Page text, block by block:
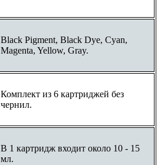
Black Pigment, Black Dye, Cyan,
Magenta, Yellow, Gray.
Комплект из 6 картриджей без
чернил.
В 1 картридж входит около 10 - 15
мл.